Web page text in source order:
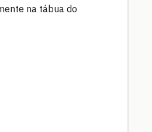
na tábua do